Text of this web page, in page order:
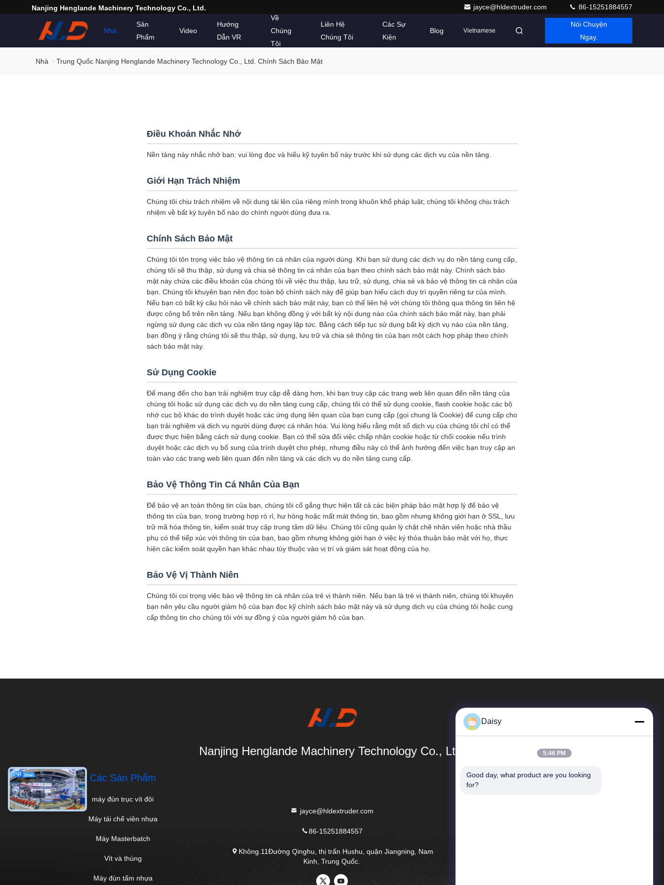
Nanjing Henglande Machinery Technology Co., Ltd. jayce@hldextruder.com 86-15251884557
Nhà
Sản
Phẩm
Video
Hướng
Dẫn VR
Về
Chúng
Tôi
Liên Hệ
Chúng Tôi
Các Sự
Kiện
Blog Vietnamese
Nói Chuyện
Ngay.
Nhà Trung Quốc Nanjing Henglande Machinery Technology Co., Ltd. Chính Sách Bảo Mật
Điều Khoản Nhắc Nhở
Nền tảng này nhắc nhở bạn: vui lòng đọc và hiểu kỹ tuyên bố này trước khi sử dụng các dịch vụ của nền tảng.
Giới Hạn Trách Nhiệm
Chúng tôi chịu trách nhiệm về nội dung tải lên của riêng mình trong khuôn khổ pháp luật; chúng tôi không chịu trách
nhiệm về bất kỳ tuyên bố nào do chính người dùng đưa ra.
Chính Sách Bảo Mật
Chúng tôi tôn trọng việc bảo vệ thông tin cá nhân của người dùng. Khi bạn sử dụng các dịch vụ do nền tảng cung cấp,
chúng tôi sẽ thu thập, sử dụng và chia sẻ thông tin cá nhân của bạn theo chính sách bảo mật này. Chính sách bảo
mật này chứa các điều khoản của chúng tôi về việc thu thập, lưu trữ, sử dụng, chia sẻ và bảo vệ thông tin cá nhân của
bạn. Chúng tôi khuyên bạn nên đọc toàn bộ chính sách này để giúp bạn hiểu cách duy trì quyền riêng tư của mình.
Nếu bạn có bất kỳ câu hỏi nào về chính sách bảo mật này, bạn có thể liên hệ với chúng tôi thông qua thông tin liên hệ
được công bố trên nền tảng. Nếu bạn không đồng ý với bất kỳ nội dung nào của chính sách bảo mật này, bạn phải
ngừng sử dụng các dịch vụ của nền tảng ngay lập tức. Bằng cách tiếp tục sử dụng bất kỳ dịch vụ nào của nền tảng,
bạn đồng ý rằng chúng tôi sẽ thu thập, sử dụng, lưu trữ và chia sẻ thông tin của bạn một cách hợp pháp theo chính
sách bảo mật này.
Sử Dụng Cookie
Để mang đến cho bạn trải nghiệm truy cập dễ dàng hơn, khi bạn truy cập các trang web liên quan đến nền tảng của
chúng tôi hoặc sử dụng các dịch vụ do nền tảng cung cấp, chúng tôi có thể sử dụng cookie, flash cookie hoặc các bộ
nhớ cục bộ khác do trình duyệt hoặc các ứng dụng liên quan của bạn cung cấp (gọi chung là Cookie) để cung cấp cho
bạn trải nghiệm và dịch vụ người dùng được cá nhân hóa. Vui lòng hiểu rằng một số dịch vụ của chúng tôi chỉ có thể
được thực hiện bằng cách sử dụng cookie. Bạn có thể sửa đổi việc chấp nhận cookie hoặc từ chối cookie nếu trình
duyệt hoặc các dịch vụ bổ sung của trình duyệt cho phép, nhưng điều này có thể ảnh hưởng đến việc bạn truy cập an
toàn vào các trang web liên quan đến nền tảng và các dịch vụ do nền tảng cung cấp.
Bảo Vệ Thông Tin Cá Nhân Của Bạn
Để bảo vệ an toàn thông tin của bạn, chúng tôi cố gắng thực hiện tất cả các biện pháp bảo mật hợp lý để bảo vệ
thông tin của bạn, trong trường hợp rò rỉ, hư hỏng hoặc mất mát thông tin, bao gồm nhưng không giới hạn ở SSL, lưu
trữ mã hóa thông tin, kiểm soát truy cập trung tâm dữ liệu. Chúng tôi cũng quản lý chặt chẽ nhân viên hoặc nhà thầu
phụ có thể tiếp xúc với thông tin của bạn, bao gồm nhưng không giới hạn ở việc ký thỏa thuận bảo mật với họ, thực
hiện các kiểm soát quyền hạn khác nhau tùy thuộc vào vị trí và giám sát hoạt động của họ.
Bảo Vệ Vị Thành Niên
Chúng tôi coi trọng việc bảo vệ thông tin cá nhân của trẻ vị thành niên. Nếu bạn là trẻ vị thành niên, chúng tôi khuyên
bạn nên yêu cầu người giám hộ của bạn đọc kỹ chính sách bảo mật này và sử dụng dịch vụ của chúng tôi hoặc cung
cấp thông tin cho chúng tôi với sự đồng ý của người giám hộ của bạn.
Nanjing Henglande Machinery Technology Co., Ltd.
Các Sản Phẩm
máy đùn trục vít đôi
Máy tái chế viên nhựa
Máy Masterbatch
Vít và thùng
Máy đùn tấm nhựa
jayce@hldextruder.com
86-15251884557
Không.11Đường Qinghu, thị trấn Hushu, quận Jiangning, Nam
Kinh, Trung Quốc.
Liên Kết Nhanh
Daisy
5:46 PM
Good day, what product are you looking
for?